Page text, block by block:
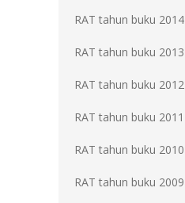
RAT tahun buku 2014
RAT tahun buku 2013
RAT tahun buku 2012
RAT tahun buku 2011
RAT tahun buku 2010
RAT tahun buku 2009